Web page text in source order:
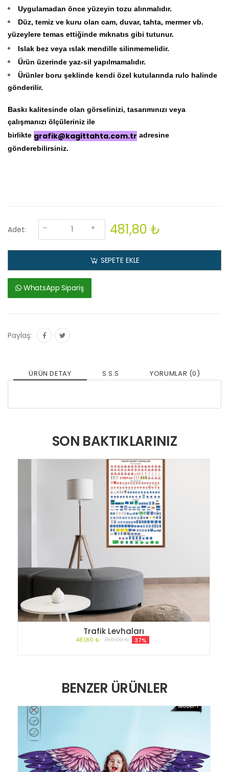
Uygulamadan önce yüzeyin tozu alınmalıdır.
Düz, temiz ve kuru olan cam, duvar, tahta, mermer vb.
yüzeylere temas ettiğinde mıknatıs gibi tutunur.
Islak bez veya ıslak mendille silinmemelidir.
Ürün üzerinde yaz-sil yapılmamalıdır.
Ürünler boru şeklinde kendi özel kutularında rulo halinde
gönderilir.
Baskı kalitesinde olan görselinizi, tasarımınızı veya
çalışmanızı ölçüleriniz ile
birlikte grafik@kagittahta.com.tr adresine
gönderebilirsiniz.
Adet: 481,80 ₺
SEPETE EKLE
WhatsApp Sipariş
Paylaş:
ÜRÜN DETAY S.S.S YORUMLAR (0)
SON BAKTIKLARINIZ
Trafik Levhaları
481,80 ₺ 759,00 ₺ 37%
BENZER ÜRÜNLER